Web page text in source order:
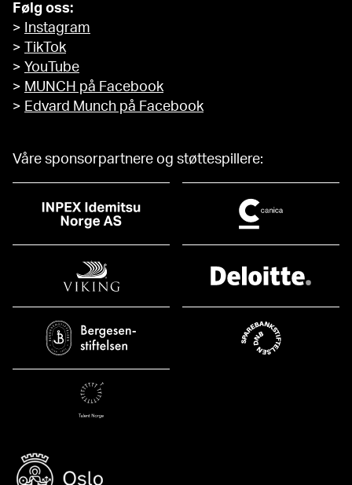
Følg oss:
>
Instagram
>
TikTok
> YouTube
> MUNCH på Facebook
> Edvard Munch på Facebook
Våre sponsorpartnere og støttespillere: